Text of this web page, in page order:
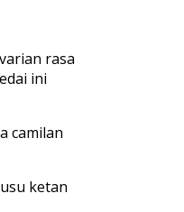
rasa
ini
camilan
ketan